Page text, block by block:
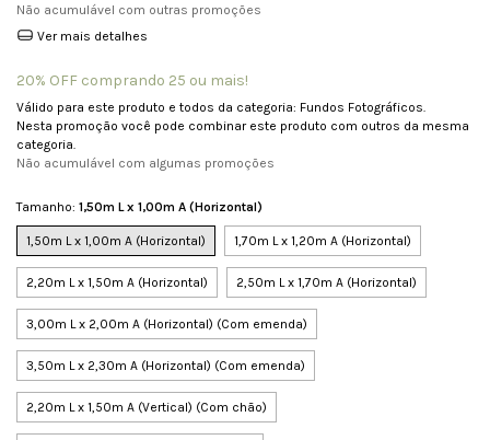
Não acumulável com outras promoções
Ver mais detalhes
20% OFF comprando 25 ou mais!
Válido para este produto e todos da categoria: Fundos Fotográficos.
Nesta promoção você pode combinar este produto com outros da mesma
categoria.
Não acumulável com algumas promoções
Tamanho: 1,50m L x 1,00m A (Horizontal)
1,50m L x 1,00m A (Horizontal) 1,70m L x 1,20m A (Horizontal)
2,20m L x 1,50m A (Horizontal) 2,50m L x 1,70m A (Horizontal)
3,00m L x 2,00m A (Horizontal) (Com emenda)
3,50m L x 2,30m A (Horizontal) (Com emenda)
2,20m L x 1,50m A (Vertical) (Com chão)